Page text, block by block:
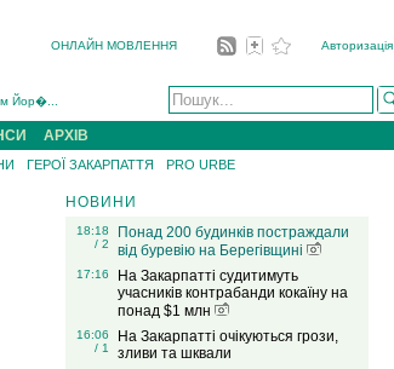
ОНЛАЙН МОВЛЕННЯ Авторизація
Йор�...
�...
gree...
АРХІВ
ГЕРОЇ ЗАКАРПАТТЯ PRO URBE
НОВИНИ
18:18
/ 2
Понад 200 будинків постраждали
від буревію на Берегівщині
17:16
На Закарпатті судитимуть
учасників контрабанди кокаїну на
понад $1 млн
16:06
/ 1
На Закарпатті очікуються грози,
зливи та шквали